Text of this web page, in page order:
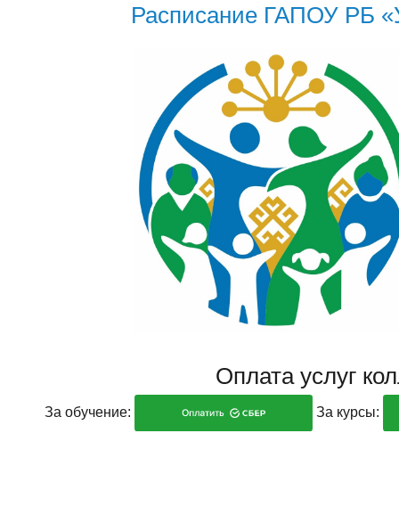
Расписание ГАПОУ РБ
Оплата услуг
За обучение: За курсы: